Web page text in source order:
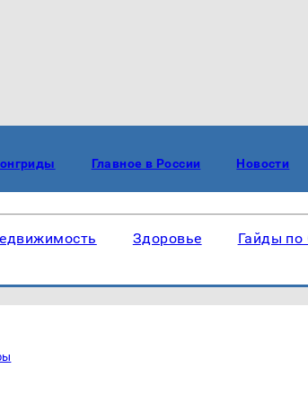
Главное в России Новости
Здоровье Гайды по